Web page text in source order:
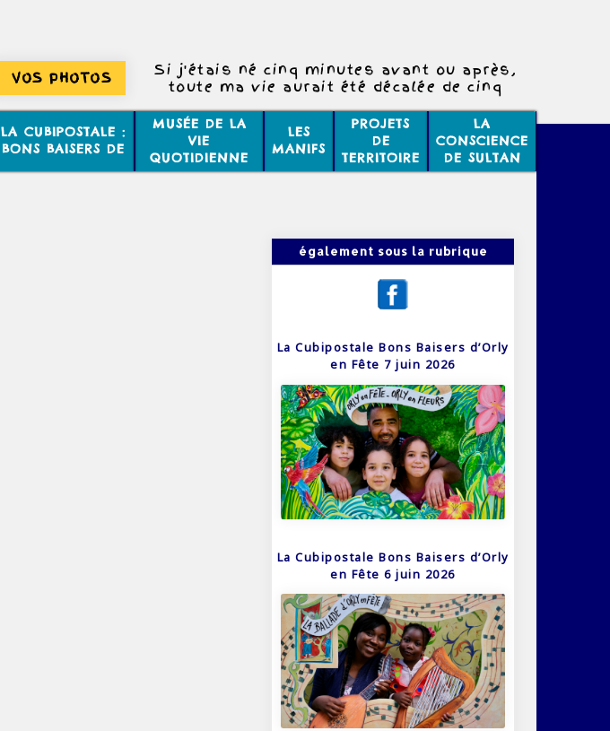
VOS PHOTOS
Si j'étais né cinq minutes avant ou après,
toute ma vie aurait été décalée de cinq
toute ma vie aurait été différente à cinq
minutes près, soyons sur nos gardes !
LA CUBIPOSTALE :
BONS BAISERS DE
MUSÉE DE LA
VIE
QUOTIDIENNE
LES
MANIFS
PROJETS
DE
TERRITOIRE
LA
CONSCIENCE
DE SULTAN
également sous la rubrique
La Cubipostale Bons Baisers d’Orly
en Fête 7 juin 2026
La Cubipostale Bons Baisers d’Orly
en Fête 6 juin 2026